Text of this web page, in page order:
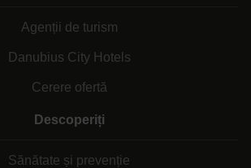
Agenții de turism
Danubius City Hotels
Cerere ofertă
Descoperiți
Sănătate și prevenție